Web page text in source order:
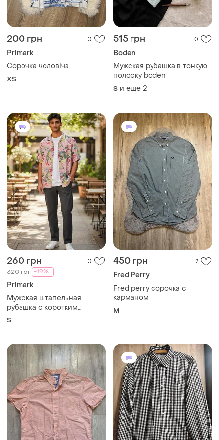
Сорочка чоловіча
XS
Мужская рубашка в тонкую
полоску boden
и еще 2
260 грн 0
320 грн -19%
Primark
Мужская штапельная
рубашка с коротким
рукавом
S
450 грн 2
Fred Perry
Fred perry сорочка с
карманом
M
195 грн 0 400 грн 0